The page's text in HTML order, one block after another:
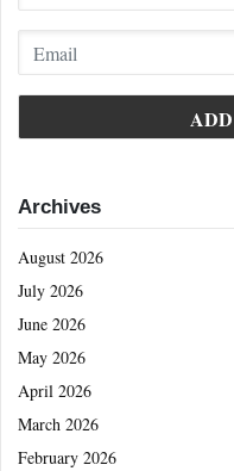
Archives
August 2026
July 2026
June 2026
May 2026
April 2026
March 2026
February 2026